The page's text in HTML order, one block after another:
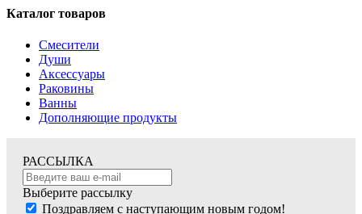
Каталог товаров
Смесители
Души
Аксессуары
Раковины
Ванны
Дополняющие продукты
РАССЫЛКА
Выберите рассылку
Поздравляем с наступающим новым годом!